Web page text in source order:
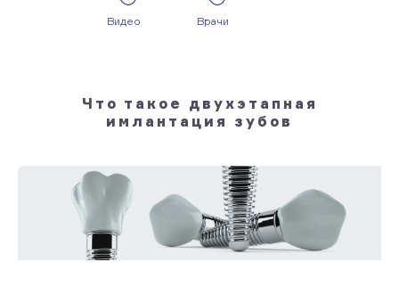
Видео Врачи
Что такое двухэтапная
имлантация зубов